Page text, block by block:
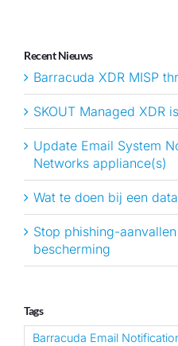
Recent Nieuws
Barracuda XDR MISP
SKOUT Managed XDR
Update Email System
Networks appliance(s)
Wat te doen bij een
Stop phishing-
bescherming
Tags
Barracuda Email